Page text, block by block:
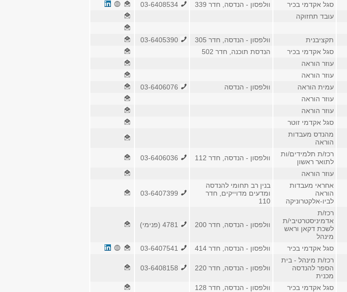
סגל אקדמי בכיר וולפסון - הנדסה, חדר 339
עובד תחזוקה
תקציבנית וולפסון - הנדסה, חדר 305
סגל אקדמי בכיר
הנדסת תוכנה, חדר 502
עוזר הוראה
עוזר הוראה
עמית הוראה וולפסון - הנדסה
עוזר הוראה
עוזר הוראה
סגל אקדמי זוטר
מהנדס מעבדות
הוראה
רכז/ת תלמידים/ות
לתואר ראשון
וולפסון - הנדסה, חדר 112
עוזר הוראה
אחראי מעבדות
הוראה
לביו-אלקטרוניקה
בנין רב תחומי להנדסה
ומדעים מדוייקים, חדר
110
רכז/ת
אדמיניסטרטיבי/ת
לשכת דקאן וראש
מינהל
וולפסון - הנדסה, חדר 200
סגל אקדמי בכיר וולפסון - הנדסה, חדר 414
רכז/ת מינהל - בית
הספר להנדסה
מכנית
וולפסון - הנדסה, חדר 220
סגל אקדמי בכיר
וולפסון - הנדסה, חדר 128